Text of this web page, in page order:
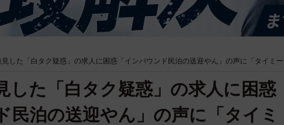
見した「白タク疑惑」の求人に困惑「インバウンド民泊の送迎やん」の声に「タイミー
した「白タク疑惑」の求人に困惑
民泊の送迎やん」の声に「タイミ